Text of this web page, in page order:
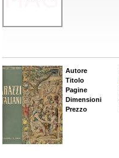
Autore
Titolo
Pagine
Dimensioni
Prezzo